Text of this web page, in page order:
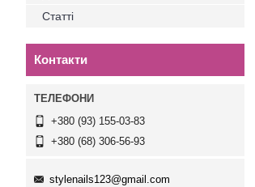
Статті
Контакти
+380 (93) 155-03-83
+380 (68) 306-56-93
stylenails123@gmail.com